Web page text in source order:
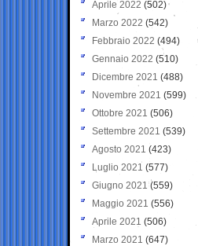
Aprile 2022 (502)
Marzo 2022 (542)
Febbraio 2022 (494)
Gennaio 2022 (510)
Dicembre 2021 (488)
Novembre 2021 (599)
Ottobre 2021 (506)
Settembre 2021 (539)
Agosto 2021 (423)
Luglio 2021 (577)
Giugno 2021(559)
Maggio 2021 (556)
Aprile 2021 (506)
Marzo 2021 (647)